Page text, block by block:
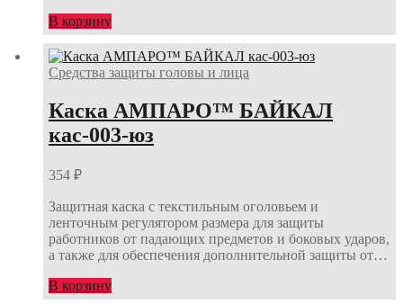
В корзину
Средства защиты головы и лица
Каска АМПАРО™ БАЙКАЛ
кас-003-юз
354 ₽
Защитная каска с текстильным оголовьем и
ленточным регулятором размера для защиты
работников от падающих предметов и боковых ударов,
а также для обеспечения дополнительной защиты от…
В корзину